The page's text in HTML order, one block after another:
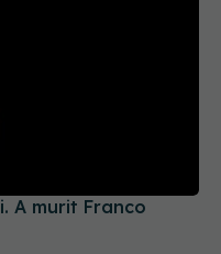
A murit Franco